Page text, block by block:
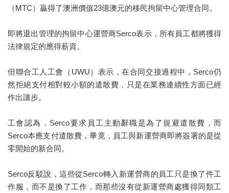
（MTC）贏得了澳洲價值23億澳元的移民拘留中心管理合同。
即將退出管理的拘留中心運營商Serco表示，所有員工都將獲得
法律規定的應得薪資。
但聯合工人工會（UWU）表示，在合同交接過程中，Serco仍
然拒絕支付相對較小額的遣散費，只是在業務連續性方面已經
作出讓步。
工會認為，Serco要求員工主動辭職是為了規避遣散費，而
Serco本應支付遣散費，畢竟，員工與新運營商即將簽署的是從
零開始的新合同。
Serco反駁說，這些從Serco轉入新運營商的員工只是換了件工
作服，而不是換了工作，而那些沒有從新運營商處獲得同類工